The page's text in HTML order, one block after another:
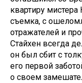
квартиру
съемка, с
отражателей и
Стайхен всегда
он был сбит с
его первой
о своем